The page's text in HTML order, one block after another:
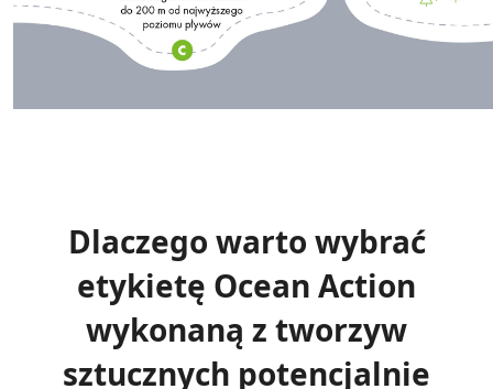
Dlaczego warto wybrać
etykietę Ocean Action
wykonaną z tworzyw
sztucznych potencjalnie